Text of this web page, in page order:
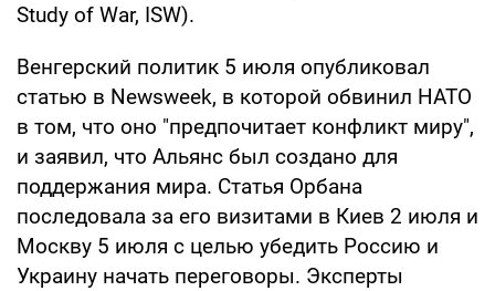
Study of War, ISW).
Венгерский политик 5 июля опубликовал
статью в Newsweek, в которой обвинил НАТО
в том, что оно "предпочитает конфликт миру",
и заявил, что Альянс был создано для
поддержания мира. Статья Орбана
последовала за его визитами в Киев 2 июля и
Москву 5 июля с целью убедить Россию и
Украину начать переговоры. Эксперты